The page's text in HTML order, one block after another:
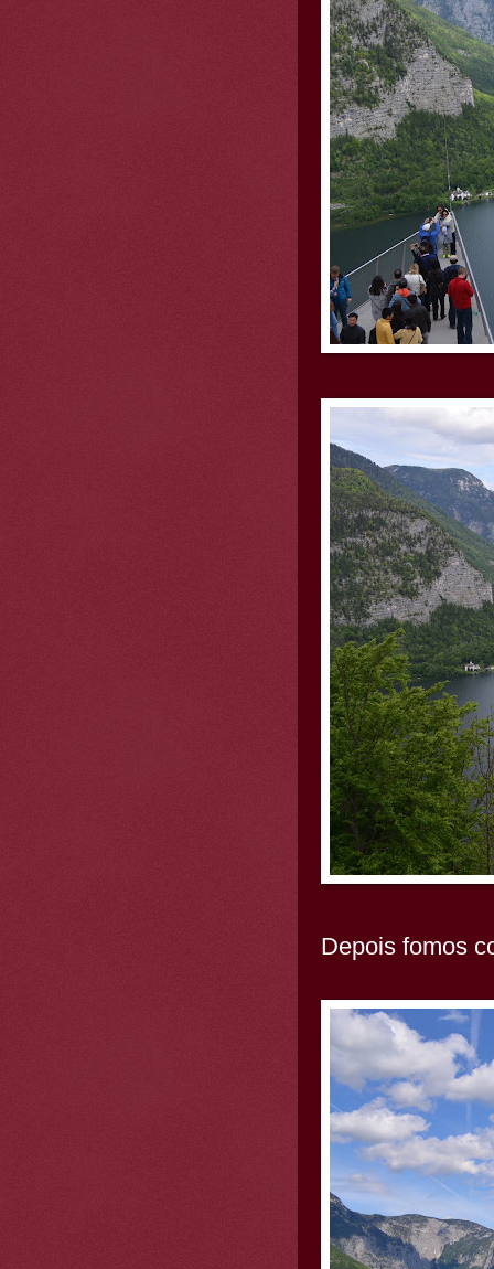
Depois fomos